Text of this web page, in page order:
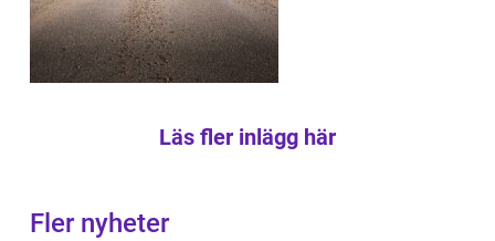
Läs fler inlägg här
Fler nyheter